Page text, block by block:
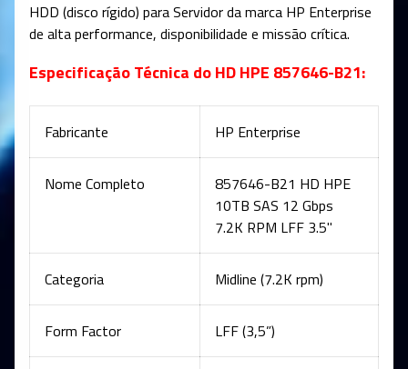
HDD (disco rígido) para Servidor da marca HP Enterprise
de alta performance, disponibilidade e missão crítica.
Especificação Técnica do HD HPE 857646-B21:
Fabricante HP Enterprise
Nome Completo
857646-B21 HD HPE
10TB SAS 12 Gbps
7.2K RPM LFF 3.5"
Categoria Midline (7.2K rpm)
Form Factor LFF (3,5”)